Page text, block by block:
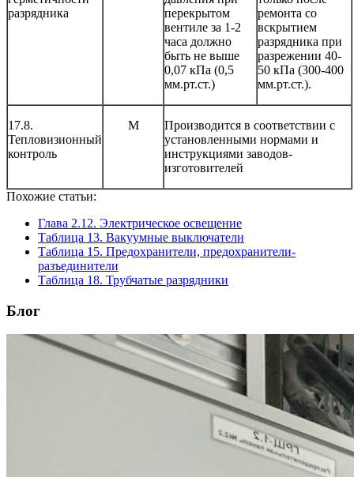
разрядника
перекрытом
вентиле за 1-2
часа должно
быть не выше
0,07 кПа (0,5
мм.рт.ст.)
ремонта со
вскрытием
разрядника при
разрежении 40-
50 кПа (300-400
мм.рт.ст.).
17.8.
Тепловизионный
контроль
М
Производится в соответствии с
установленными нормами и
инструкциями заводов-
изготовителей
Похожие статьи:
Глава 2.12. Электрическое освещение
Таблица 13. Вакуумные выключатели
Таблица 15. Предохранители, предохранители-
разъединители
Таблица 18. Трубчатые разрядники
Блог